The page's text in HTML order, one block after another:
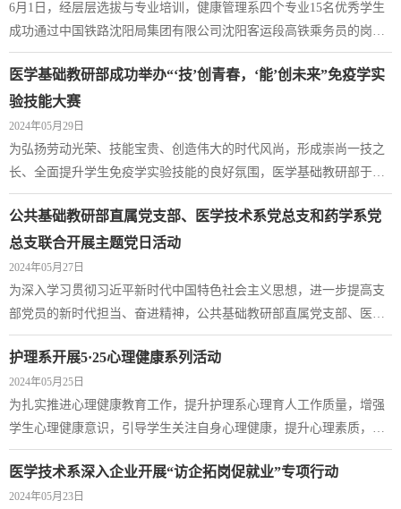
义现代化国家、全面推进中华民族伟大复兴凝聚强大力量”，并对新征
程上更好弘扬雷锋精神提出明确要...
6月1日，经层层选拔与专业培训，健康管理系四个专业15名优秀学生
成功通过中国铁路沈阳局集团有限公司沈阳客运段高铁乘务员的岗前
培训，一批具有医学背景、健康服务专业能力的学生即将踏上新的职
业征程。本次选拔与培训，学校和企业给予了高度重视。学校为学生
提供了全面的指导和支持，确保学生在选拔中能够充分展现自己的能
力和潜力。企业在培训内容的设计与实施、学生学习生活配套等方面
倾注了大量心血。这种重视和关注让学生...
医学基础教研部成功举办“‘技’创青春，‘能’创未来”免疫学实
验技能大赛
2024年05月29日
为弘扬劳动光荣、技能宝贵、创造伟大的时代风尚，形成崇尚一技之
长、全面提升学生免疫学实验技能的良好氛围，医学基础教研部于
2024年5月14日在本溪校区举办免疫学实验技能大赛。本次大赛面向学
院2022级和2023级护理、生物制药技术等相关专业学生开展。大赛分
为初赛和决赛。比赛前对参赛同学进行基本培训，使其了解比赛内容
和程序。初赛项目为小鼠脾淋巴细胞制备，决赛项目为外周血单个核
淋巴细胞提取及其数量、活性检测。根据评...
公共基础教研部直属党支部、医学技术系党总支和药学系党
总支联合开展主题党日活动
2024年05月27日
为深入学习贯彻习近平新时代中国特色社会主义思想，进一步提高支
部党员的新时代担当、奋进精神，公共基础教研部直属党支部、医学
技术系党总支和药学系党总支组织前往学院党性教育基地阜新市彰武
治沙学校，开展“弘扬彰武治沙精神，聚力全面振兴”主题党日活动，
进一步加强党纪学习教育。三个支部实地参观学习彰武治沙的先进经
验和治沙精神。活动首先来到阜新市彰武治沙学校，观看了纪录片
《彰武治沙》，系统学习了治沙的历史背...
护理系开展5·25心理健康系列活动
2024年05月25日
为扎实推进心理健康教育工作，提升护理系心理育人工作质量，增强
学生心理健康意识，引导学生关注自身心理健康，提升心理素质，培
育学生自尊自信、理性平和、积极向上的社会心态。护理系以5·25大
学生心理健康月为契机，开展以“从心出发，携手前行”为主题的心理
健康系列活动。本次活动发挥护理系辅导员心理专业优势，历时10余
医学技术系深入企业开展“访企拓岗促就业”专项行动
2024年05月23日